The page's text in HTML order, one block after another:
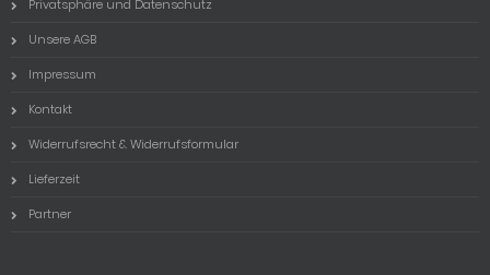
Privatsphäre und Datenschutz
Unsere AGB
Impressum
Kontakt
Widerrufsrecht & Widerrufsformular
Lieferzeit
Partner